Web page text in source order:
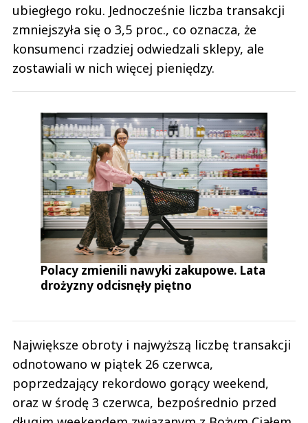
ubiegłego roku. Jednocześnie liczba transakcji
zmniejszyła się o 3,5 proc., co oznacza, że
konsumenci rzadziej odwiedzali sklepy, ale
zostawiali w nich więcej pieniędzy.
Polacy zmienili nawyki zakupowe. Lata
drożyzny odcisnęły piętno
Największe obroty i najwyższą liczbę transakcji
odnotowano w piątek 26 czerwca,
poprzedzający rekordowo gorący weekend,
oraz w środę 3 czerwca, bezpośrednio przed